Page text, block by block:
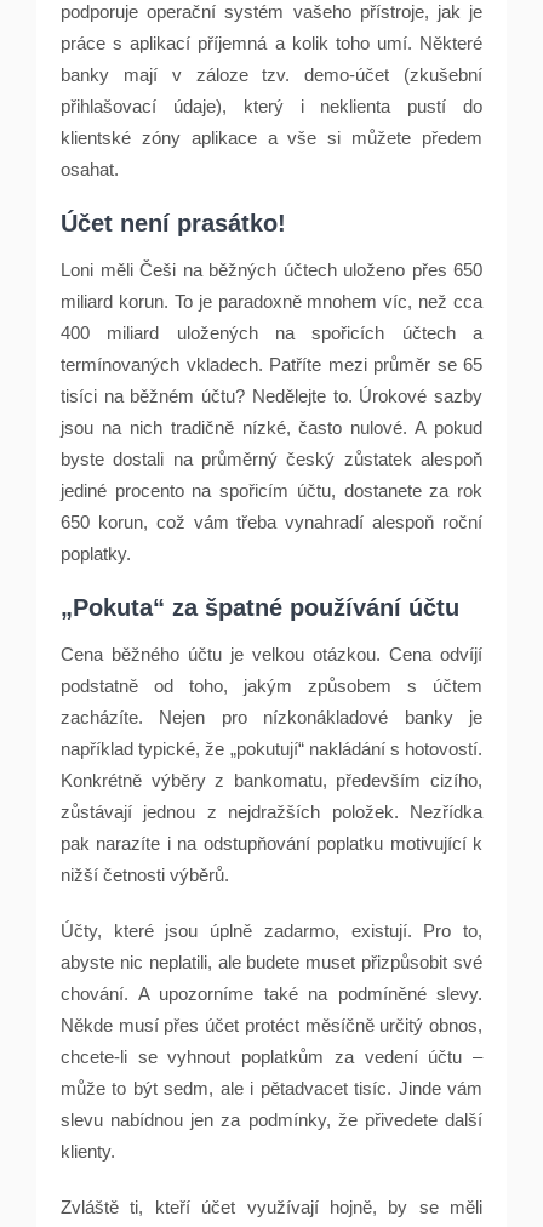
podporuje operační systém vašeho přístroje, jak je
práce s aplikací příjemná a kolik toho umí. Některé
banky mají v záloze tzv. demo-účet (zkušební
přihlašovací údaje), který i neklienta pustí do
klientské zóny aplikace a vše si můžete předem
osahat.
Účet není prasátko!
Loni měli Češi na běžných účtech uloženo přes 650
miliard korun. To je paradoxně mnohem víc, než cca
400 miliard uložených na spořicích účtech a
termínovaných vkladech. Patříte mezi průměr se 65
tisíci na běžném účtu? Nedělejte to. Úrokové sazby
jsou na nich tradičně nízké, často nulové. A pokud
byste dostali na průměrný český zůstatek alespoň
jediné procento na spořicím účtu, dostanete za rok
650 korun, což vám třeba vynahradí alespoň roční
poplatky.
„Pokuta“ za špatné používání účtu
Cena běžného účtu je velkou otázkou. Cena odvíjí
podstatně od toho, jakým způsobem s účtem
zacházíte. Nejen pro nízkonákladové banky je
například typické, že „pokutují“ nakládání s hotovostí.
Konkrétně výběry z bankomatu, především cizího,
zůstávají jednou z nejdražších položek. Nezřídka
pak narazíte i na odstupňování poplatku motivující k
nižší četnosti výběrů.
Účty, které jsou úplně zadarmo, existují. Pro to,
abyste nic neplatili, ale budete muset přizpůsobit své
chování. A upozorníme také na podmíněné slevy.
Někde musí přes účet protéct měsíčně určitý obnos,
chcete-li se vyhnout poplatkům za vedení účtu –
může to být sedm, ale i pětadvacet tisíc. Jinde vám
slevu nabídnou jen za podmínky, že přivedete další
klienty.
Zvláště ti, kteří účet využívají hojně, by se měli